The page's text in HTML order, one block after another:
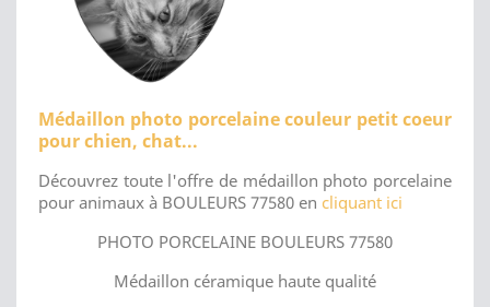
Médaillon photo porcelaine couleur petit coeur
pour chien, chat...
Découvrez toute l'offre de médaillon photo porcelaine
pour animaux à BOULEURS 77580 en cliquant ici
PHOTO PORCELAINE BOULEURS 77580
Médaillon céramique haute qualité